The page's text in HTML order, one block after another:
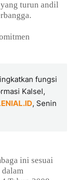
turun andil
fungsi
Kalsel,
, Senin
ini sesuai